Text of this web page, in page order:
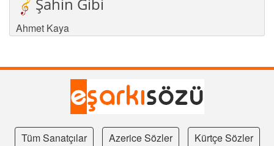
Şahin Gibi
Ahmet Kaya
Tüm Sanatçılar Azerice Sözler
Kürtçe Sözler